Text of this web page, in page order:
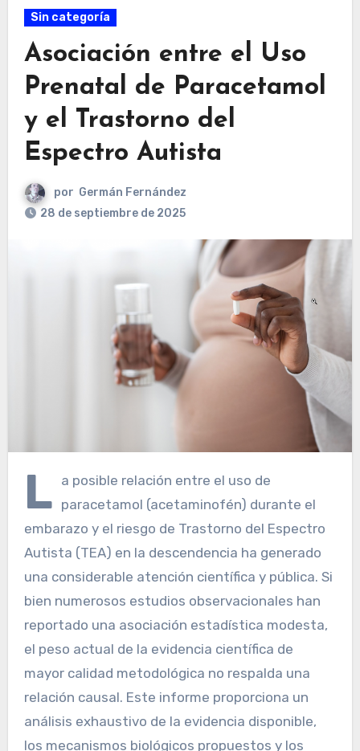
Sin categoría
Asociación entre el Uso
Prenatal de Paracetamol
y el Trastorno del
Espectro Autista
por Germán Fernández
28 de septiembre de 2025
L a posible relación entre el uso de
paracetamol (acetaminofén) durante el
embarazo y el riesgo de Trastorno del Espectro
Autista (TEA) en la descendencia ha generado
una considerable atención científica y pública. Si
bien numerosos estudios observacionales han
reportado una asociación estadística modesta,
el peso actual de la evidencia científica de
mayor calidad metodológica no respalda una
relación causal. Este informe proporciona un
análisis exhaustivo de la evidencia disponible,
los mecanismos biológicos propuestos y los